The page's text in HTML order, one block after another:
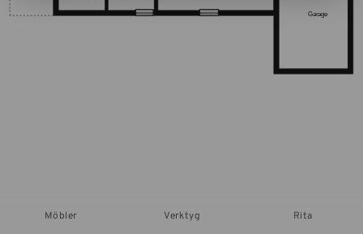
Möbler Verktyg Rita